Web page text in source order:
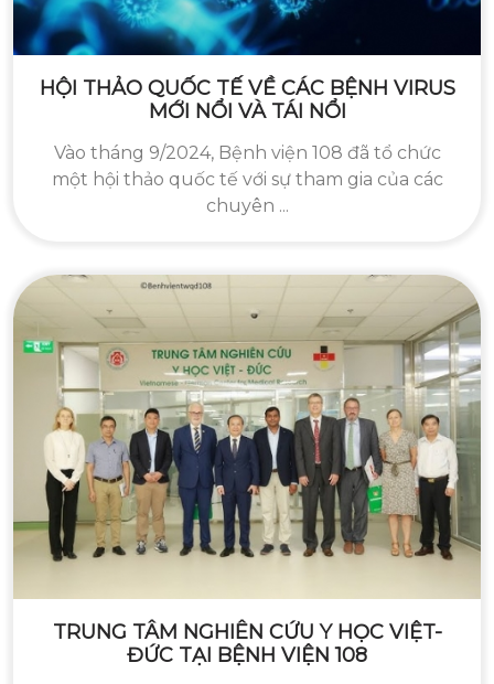
HỘI THẢO QUỐC TẾ VỀ CÁC BỆNH VIRUS
MỚI NỔI VÀ TÁI NỔI
Vào tháng 9/2024, Bệnh viện 108 đã tổ chức
một hội thảo quốc tế với sự tham gia của các
chuyên ...
TRUNG TÂM NGHIÊN CỨU Y HỌC VIỆT-
ĐỨC TẠI BỆNH VIỆN 108